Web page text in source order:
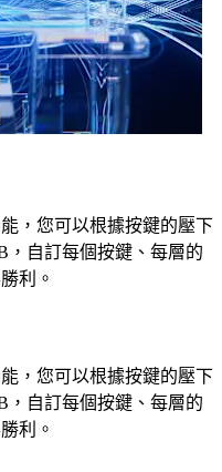
，您可以根據按鍵的壓下
，自訂每個按鍵、每層的
利。
，您可以根據按鍵的壓下
，自訂每個按鍵、每層的
利。